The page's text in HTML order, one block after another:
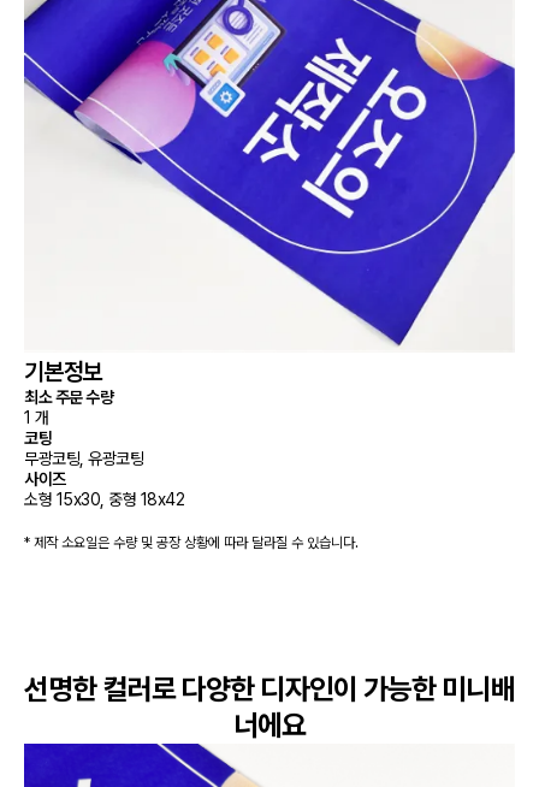
기본정보
최소 주문 수량
1 개
코팅
무광코팅, 유광코팅
사이즈
소형 15x30, 중형 18x42
* 제작 소요일은 수량 및 공장 상황에 따라 달라질 수 있습니다.
선명한 컬러로 다양한 디자인이 가능한 미니배
너에요